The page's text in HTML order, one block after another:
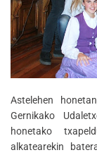
Astelehen
Gernikako
honetako
alkatearekin